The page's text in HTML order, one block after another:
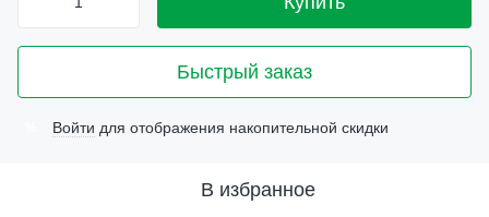
Быстрый заказ
Войти для отображения накопительной скидки
В избранное